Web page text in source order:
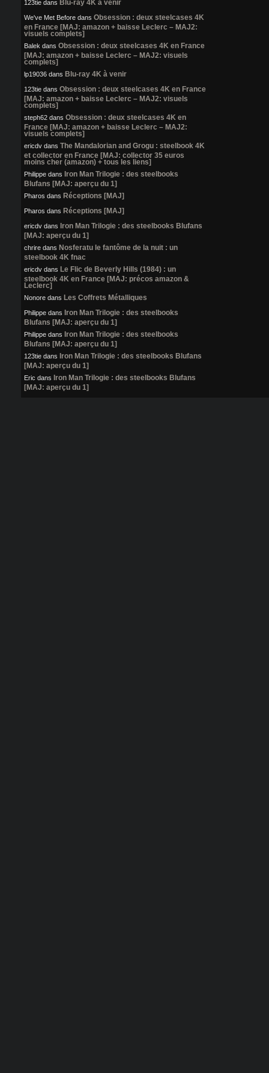
123tie dans Blu-ray 4K à venir
We've Met Before dans Obsession : deux steelcases 4K
en France [MAJ: amazon + baisse Leclerc – MAJ2:
visuels complets]
Balek dans Obsession : deux steelcases 4K en France
[MAJ: amazon + baisse Leclerc – MAJ2: visuels
complets]
lp19036 dans Blu-ray 4K à venir
123tie dans Obsession : deux steelcases 4K en France
[MAJ: amazon + baisse Leclerc – MAJ2: visuels
complets]
steph62 dans Obsession : deux steelcases 4K en
France [MAJ: amazon + baisse Leclerc – MAJ2:
visuels complets]
ericdv dans The Mandalorian and Grogu : steelbook 4K
et collector en France [MAJ: collector 35 euros
moins cher (amazon) + tous les liens]
Philippe dans Iron Man Trilogie : des steelbooks
Blufans [MAJ: aperçu du 1]
Pharos dans Réceptions [MAJ]
Pharos dans Réceptions [MAJ]
ericdv dans Iron Man Trilogie : des steelbooks Blufans
[MAJ: aperçu du 1]
chrire dans Nosferatu le fantôme de la nuit : un
steelbook 4K fnac
ericdv dans Le Flic de Beverly Hills (1984) : un
steelbook 4K en France [MAJ: précos amazon &
Leclerc]
Nonore dans Les Coffrets Métalliques
Philippe dans Iron Man Trilogie : des steelbooks
Blufans [MAJ: aperçu du 1]
Philippe dans Iron Man Trilogie : des steelbooks
Blufans [MAJ: aperçu du 1]
123tie dans Iron Man Trilogie : des steelbooks Blufans
[MAJ: aperçu du 1]
Eric dans Iron Man Trilogie : des steelbooks Blufans
[MAJ: aperçu du 1]